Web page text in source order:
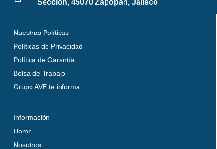
Sección, 45070 Zapopan, Jalisco
Nuestras Políticas
Políticas de Privacidad
Política de Garantía
Bolsa de Trabajo
Grupo AVE te informa
Información
Home
Nosotros